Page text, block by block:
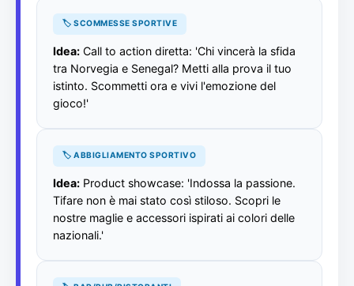
🏷️ SCOMMESSE SPORTIVE
Idea: Call to action diretta: 'Chi vincerà la sfida
tra Norvegia e Senegal? Metti alla prova il tuo
istinto. Scommetti ora e vivi l'emozione del
gioco!'
🏷️ ABBIGLIAMENTO SPORTIVO
Idea: Product showcase: 'Indossa la passione.
Tifare non è mai stato così stiloso. Scopri le
nostre maglie e accessori ispirati ai colori delle
nazionali.'